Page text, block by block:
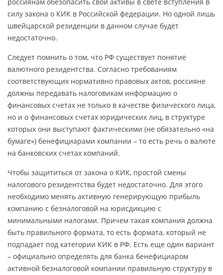
силу закона о КИК в Российской федерации. Но одной лишь
швейцарской резиденции в данном случае будет
недостаточно.
Следует помнить о том, что РФ существует понятие
валютного резидентства. Согласно требованиям
соответствующих нормативно правовых актов, россияне
должны передавать налоговикам информацию о
финансовых счетах не только в качестве физического лица,
но и о финансовых счетах юридических лиц, в структуре
которых они выступают фактическими (не обязательно «на
бумаге») бенефициарами компании – то есть речь о валюте
на банковских счетах компаний.
Чтобы защититься от закона о КИК, простой смены
налогового резидентства будет недостаточно. Для этого
необходимо менять активную генерирующую прибыль
компанию с безналоговой на юрисдикцию с
минимальными налогами. Причем такая компания должна
быть правильного формата, то есть формата, который не
подпадает под категории КИК в РФ. Есть еще один вариант
– официально определять для банка бенефициаром
активной безналоговой компании правильную структуру в